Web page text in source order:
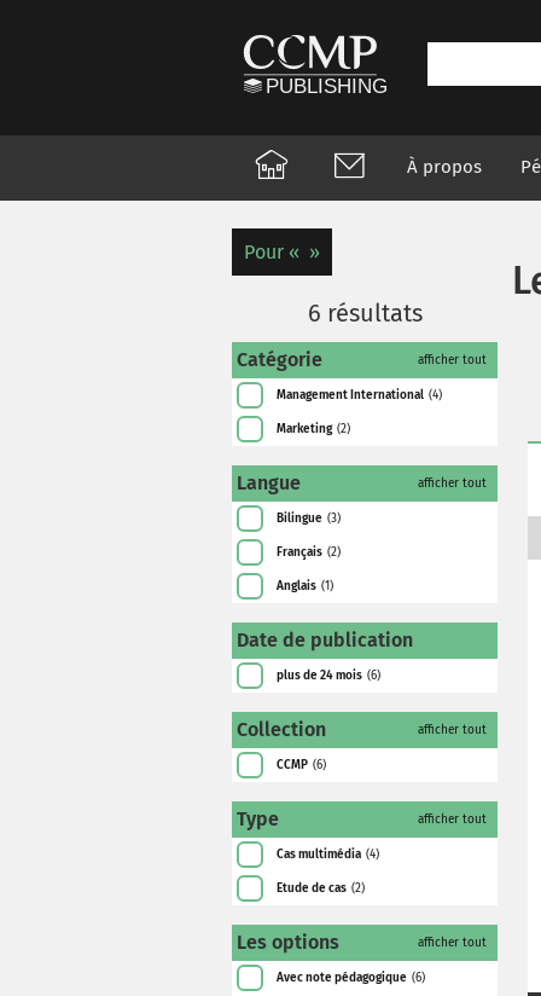
À propos
Pour
6 résultats
Catégorie afficher tout
Management International (4)
Marketing (2)
Langue afficher tout
Bilingue (3)
Français (2)
Anglais (1)
Date de publication
plus de 24 mois (6)
Collection afficher tout
CCMP (6)
Type afficher tout
Cas multimédia (4)
Etude de cas (2)
Les options afficher tout
Avec note pédagogique (6)